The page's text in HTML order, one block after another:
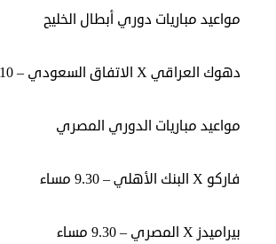
مواعيد مباريات دوري أبطال الخليج
دهوك العراقي X الاتفاق السعودي – 10 مساء
مواعيد مباريات الدوري المصري
فاركو X البنك الأهلي – 9.30 مساء
بيراميدز X المصري – 9.30 مساء